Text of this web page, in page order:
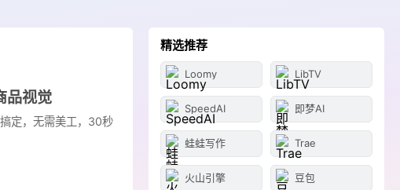
品视觉
定，无需美工，30秒
精选推荐
Loomy LibTV
SpeedAI 即梦AI
蛙蛙写作 Trae
火山引擎 豆包